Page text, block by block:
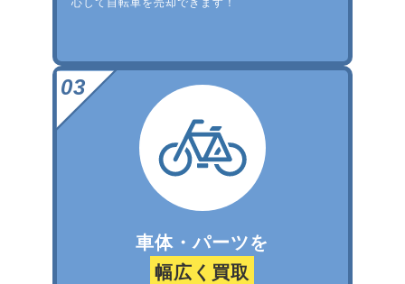
心して自転車を売却できます！
車体・パーツを
幅広く買取